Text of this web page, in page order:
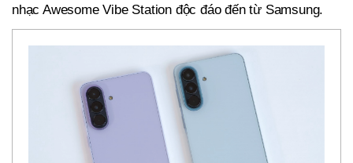
nhạc Awesome Vibe Station độc đáo đến từ Samsung.